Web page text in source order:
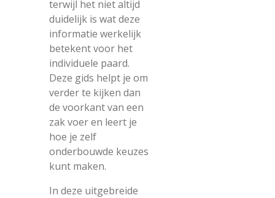
terwijl het niet altijd
duidelijk is wat deze
informatie werkelijk
betekent voor het
individuele paard.
Deze gids helpt je om
verder te kijken dan
de voorkant van een
zak voer en leert je
hoe je zelf
onderbouwde keuzes
kunt maken.
In deze uitgebreide